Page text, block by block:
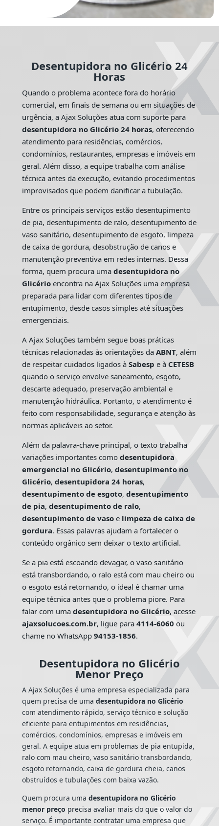
Desentupidora no Glicério 24
Horas
Quando o problema acontece fora do horário
comercial, em finais de semana ou em situações de
urgência, a Ajax Soluções atua com suporte para
desentupidora no Glicério 24 horas, oferecendo
atendimento para residências, comércios,
condomínios, restaurantes, empresas e imóveis em
geral. Além disso, a equipe trabalha com análise
técnica antes da execução, evitando procedimentos
improvisados que podem danificar a tubulação.
Entre os principais serviços estão desentupimento
de pia, desentupimento de ralo, desentupimento de
vaso sanitário, desentupimento de esgoto, limpeza
de caixa de gordura, desobstrução de canos e
manutenção preventiva em redes internas. Dessa
forma, quem procura uma desentupidora no
Glicérioencontra na Ajax Soluções uma empresa
preparada para lidar com diferentes tipos de
entupimento, desde casos simples até situações
emergenciais.
A Ajax Soluções também segue boas práticas
técnicas relacionadas às orientações da ABNT, além
de respeitar cuidados ligados à Sabesp e à CETESB
quando o serviço envolve saneamento, esgoto,
descarte adequado, preservação ambiental e
manutenção hidráulica. Portanto, o atendimento é
feito com responsabilidade, segurança e atenção às
normas aplicáveis ao setor.
Além da palavra-chave principal, o texto trabalha
variações importantes como desentupidora
emergencial no Glicério, desentupimento no
Glicério, desentupidora 24 horas,
desentupimento de esgoto, desentupimento
de pia, desentupimento de ralo,
desentupimento de vasoe limpeza de caixa de
gordura. Essas palavras ajudam a fortalecer o
conteúdo orgânico sem deixar o texto artificial.
Se a pia está escoando devagar, o vaso sanitário
está transbordando, o ralo está com mau cheiro ou
o esgoto está retornando, o ideal é chamar uma
equipe técnica antes que o problema piore. Para
falar com uma desentupidora no Glicério, acesse
ajaxsolucoes.com.br, ligue para 4114-6060 ou
chame no WhatsApp 94153-1856.
Desentupidora no Glicério
Menor Preço
A Ajax Soluções é uma empresa especializada para
quem precisa de uma desentupidora no Glicério
com atendimento rápido, serviço técnico e solução
eficiente para entupimentos em residências,
comércios, condomínios, empresas e imóveis em
geral. A equipe atua em problemas de pia entupida,
ralo com mau cheiro, vaso sanitário transbordando,
esgoto retornando, caixa de gordura cheia, canos
obstruídos e tubulações com baixa vazão.
Quem procura uma desentupidora no Glicério
menor preço precisa avaliar mais do que o valor do
serviço. É importante contratar uma empresa que